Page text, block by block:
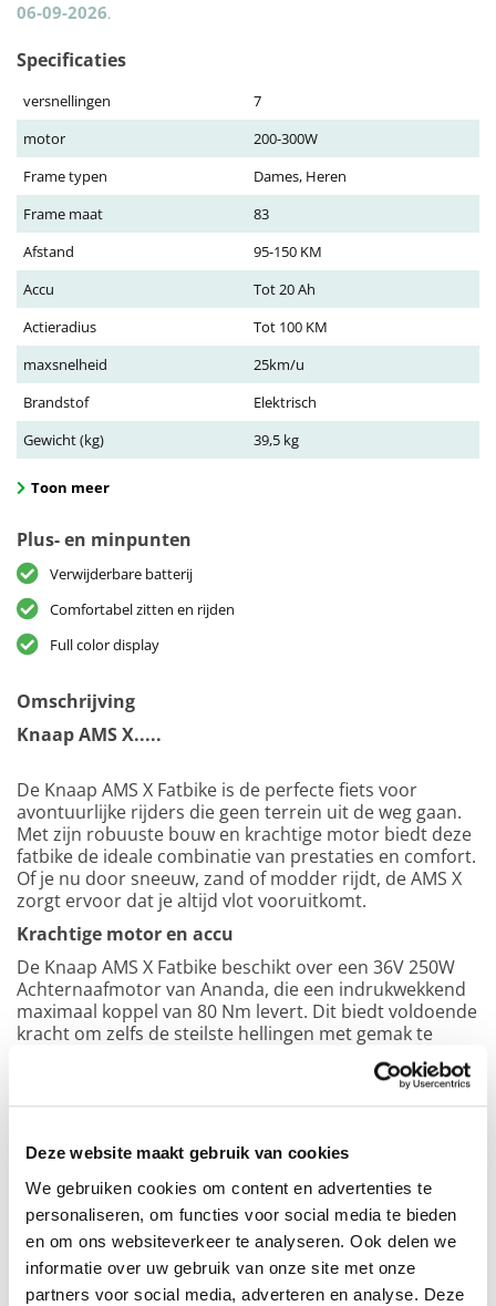
Deze website maakt gebruik van cookies
We gebruiken cookies om content en advertenties te
personaliseren, om functies voor social media te bieden
en om ons websiteverkeer te analyseren. Ook delen we
informatie over uw gebruik van onze site met onze
partners voor social media, adverteren en analyse. Deze
06-09-2026.
Specificaties
versnellingen
7
motor
200-300W
Frame typen
Dames, Heren
Frame maat
83
Afstand
95-150 KM
Accu
Tot 20 Ah
Actieradius
Tot 100 KM
maxsnelheid
25km/u
Brandstof
Elektrisch
Gewicht (kg)
39,5 kg
Toon meer
Plus- en minpunten
Verwijderbare batterij
Comfortabel zitten en rijden
Full color display
Omschrijving
Knaap AMS X.....
De Knaap AMS X Fatbike is de perfecte fiets voor
avontuurlijke rijders die geen terrein uit de weg gaan.
Met zijn robuuste bouw en krachtige motor biedt deze
fatbike de ideale combinatie van prestaties en comfort.
Of je nu door sneeuw, zand of modder rijdt, de AMS X
zorgt ervoor dat je altijd vlot vooruitkomt.
Krachtige motor en accu
De Knaap AMS X Fatbike beschikt over een 36V 250W
Achternaafmotor van Ananda, die een indrukwekkend
maximaal koppel van 80 Nm levert. Dit biedt voldoende
kracht om zelfs de steilste hellingen met gemak te
beklimmen zonder in te boeten op snelheid of
De motor wordt gevoed door een 36V 20Ah
Lithium-ion accu, die zorgt voor een lange actieradius,
meegeleverde oplader van 36V 3A zorgt voor een
snelle oplaadbeurt, zodat je snel weer op pad kunt.
Geavanceerde vering en hydraulische remmen
Om het rijcomfort te maximaliseren, is de Knaap AMS X
uitgerust met een voorvork van aluminium legering die
uitstekende demping biedt. Dit zorgt ervoor dat je zelfs
op de ruwste paden een comfortabele rit